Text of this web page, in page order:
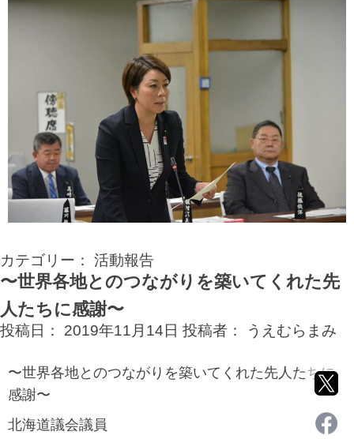
カテゴリー： 活動報告
〜世界各地とのつながりを築いてくれた先
人たちに感謝〜
投稿日： 2019年11月14日 投稿者： うえむらまみ
〜世界各地とのつながりを築いてくれた先人たちに
感謝〜
北海道議会議員